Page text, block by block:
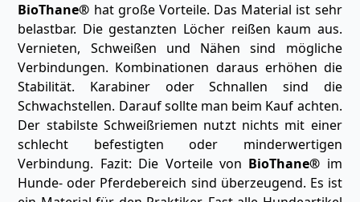
BioThane® hat große Vorteile. Das Material ist sehr
belastbar. Die gestanzten Löcher reißen kaum aus.
Vernieten, Schweißen und Nähen sind mögliche
Verbindungen. Kombinationen daraus erhöhen die
Stabilität. Karabiner oder Schnallen sind die
Schwachstellen. Darauf sollte man beim Kauf achten.
Der stabilste Schweißriemen nutzt nichts mit einer
schlecht befestigten oder minderwertigen
Verbindung. Fazit: Die Vorteile von BioThane® im
Hunde- oder Pferdebereich sind überzeugend. Es ist